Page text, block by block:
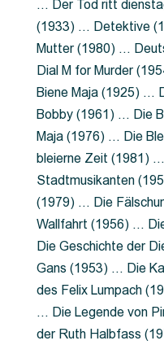
… Der Tod ritt
(1933) … Detektive
Mutter (1980) …
Dial M for Murder
Biene Maja (1925) …
Bobby (1961) … Die
Maja (1976) … Die
bleierne Zeit (1981)
Stadtmusikanten
(1979) … Die
Wallfahrt (1956) …
Die Geschichte der
Gans (1953) … Die
des Felix Lumpach
… Die Legende von
der Ruth Halbfass